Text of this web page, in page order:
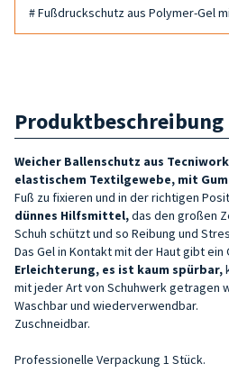
# Fußdruckschutz aus Polymer-Gel
Produktbeschreibung
Weicher Ballenschutz aus
elastischem Textilgewebe, mit
Fuß zu fixieren und in der richtigen
dünnes Hilfsmittel,das den großen
Schuh schützt und so Reibung und
Das Gel in Kontakt mit der Haut gibt ein
Erleichterung, es ist kaum spürbar,
mit jeder Art von Schuhwerk getragen
Waschbar und wiederverwendbar.
Zuschneidbar.
Professionelle Verpackung 1 Stück.